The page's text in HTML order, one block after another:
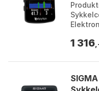
1 316